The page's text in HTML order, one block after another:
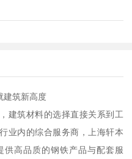
建筑新高度
建筑材料的选择直接关系到工
业内的综合服务商，上海轩本
高品质的钢铁产品与配套服